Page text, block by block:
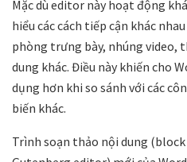
Mặc dù editor này hoạt động
hiểu các cách tiếp cận khác
phòng trưng bày, nhúng video,
dung khác. Điều này khiến cho
dụng hơn khi so sánh với các
biến khác.
Trình soạn thảo nội dung